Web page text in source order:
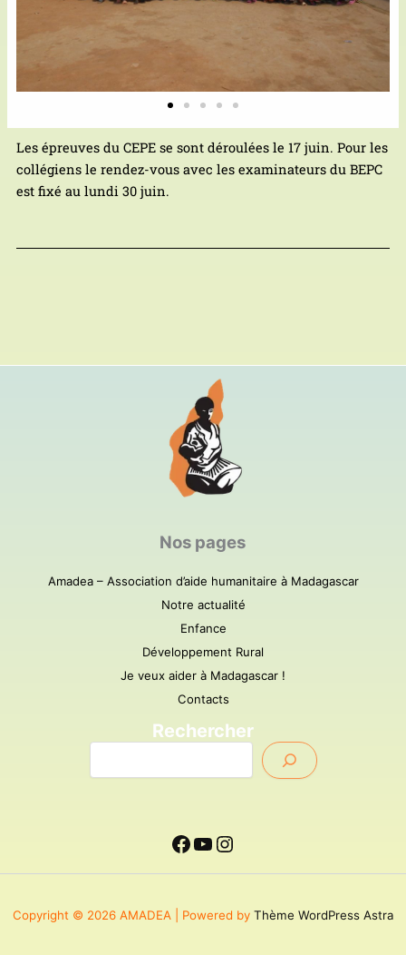
Les épreuves du CEPE se sont déroulées le 17 juin. Pour les
collégiens le rendez-vous avec les examinateurs du BEPC
est fixé au lundi 30 juin.
Nos pages
Amadea – Association d’aide humanitaire à Madagascar
Notre actualité
Enfance
Développement Rural
Je veux aider à Madagascar !
Contacts
Rechercher
Copyright © 2026 AMADEA | Powered by Thème WordPress Astra